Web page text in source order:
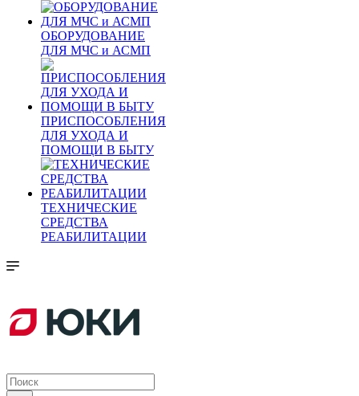
ОБОРУДОВАНИЕ
ДЛЯ МЧС и АСМП
ПРИСПОСОБЛЕНИЯ
ДЛЯ УХОДА И
ПОМОЩИ В БЫТУ
ТЕХНИЧЕСКИЕ
СРЕДСТВА
РЕАБИЛИТАЦИИ